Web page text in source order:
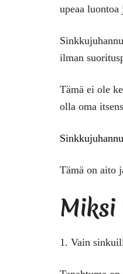
upeaa
ilman
Tämä ei ole
olla oma
Tämä on aito
1. Vain